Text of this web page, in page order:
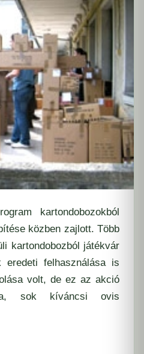
kartondobozokból
közben zajlott. Több
kartondobozból játékvár
felhasználása is
volt, de ez az akció
sok kíváncsi ovis